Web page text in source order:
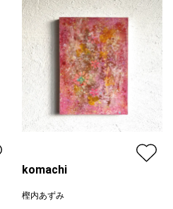
komachi
樫内あずみ